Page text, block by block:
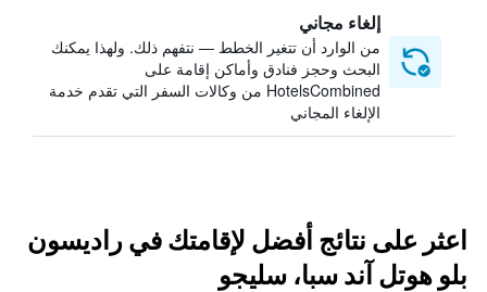
إلغاء مجاني
من الوارد أن تتغير الخطط — نتفهم ذلك. ولهذا يمكنك
البحث وحجز فنادق وأماكن إقامة على
HotelsCombined من وكالات السفر التي تقدم خدمة
الإلغاء المجاني
اعثر على نتائج أفضل لإقامتك في راديسون
بلو هوتل آند سبا، سليجو